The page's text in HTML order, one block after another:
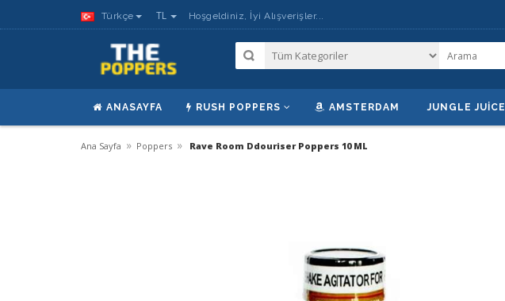
Türkçe TL Hoşgeldiniz, İyi Alışverişler...
ANASAYFA RUSH POPPERS AMSTERDAM JUNGLE JUICE
Ana Sayfa » Poppers » Rave Room Ddouriser Poppers 10 ML